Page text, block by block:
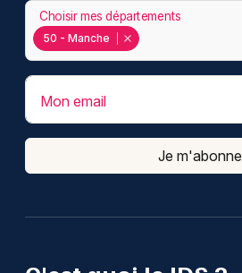
50 - Manche
Choisir mes départements
Mon email
Je m'abonne